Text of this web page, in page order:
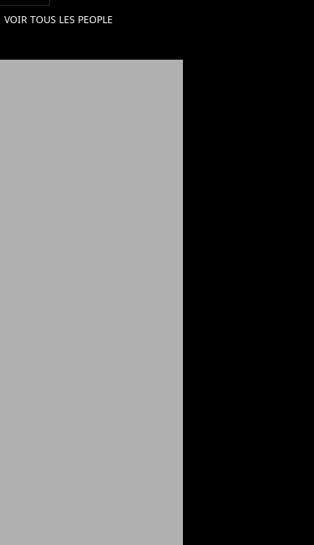
VOIR TOUS LES PEOPLE